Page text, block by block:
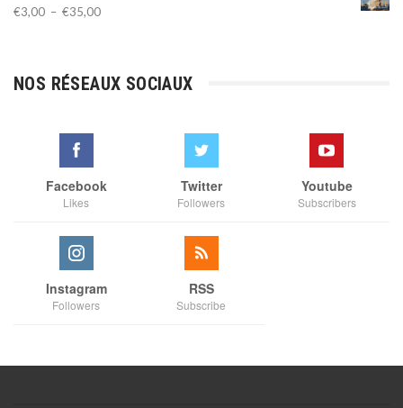
€3,00 – €35,00Plage
à
NOS RÉSEAUX SOCIAUX
Facebook
Likes
Twitter
Followers
Youtube
Subscribers
Instagram
Followers
RSS
Subscribe